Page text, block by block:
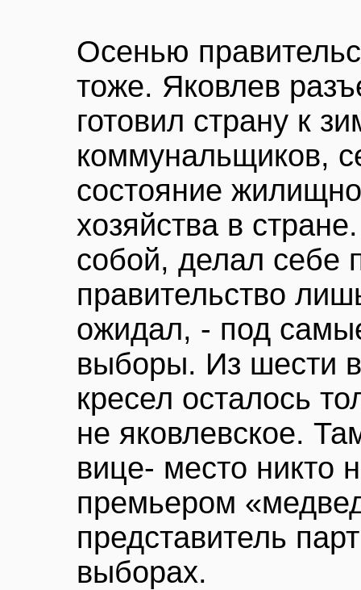
Осенью
тоже. Яковлев
готовил страну к
коммунальщиков,
состояние
хозяйства в
собой, делал себе
правительство
ожидал, - под
выборы. Из шести
кресел осталось
не яковлевское.
вице- место никто
премьером
представитель
выборах.